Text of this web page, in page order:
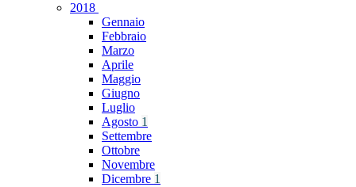
2018
Gennaio
Febbraio
Marzo
Aprile
Maggio
Giugno
Luglio
Agosto 1
Settembre
Ottobre
Novembre
Dicembre 1